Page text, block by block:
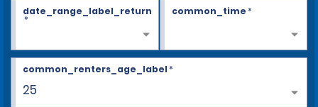
date_range_label_return
*
common_time*
25
common_renters_age_label*